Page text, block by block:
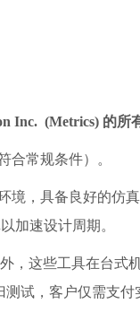
Inc. (Metrics) 的所
合常规条件）。
境，具备良好的仿
加速设计周期。
，这些工具在台式
试，客户仅需支付